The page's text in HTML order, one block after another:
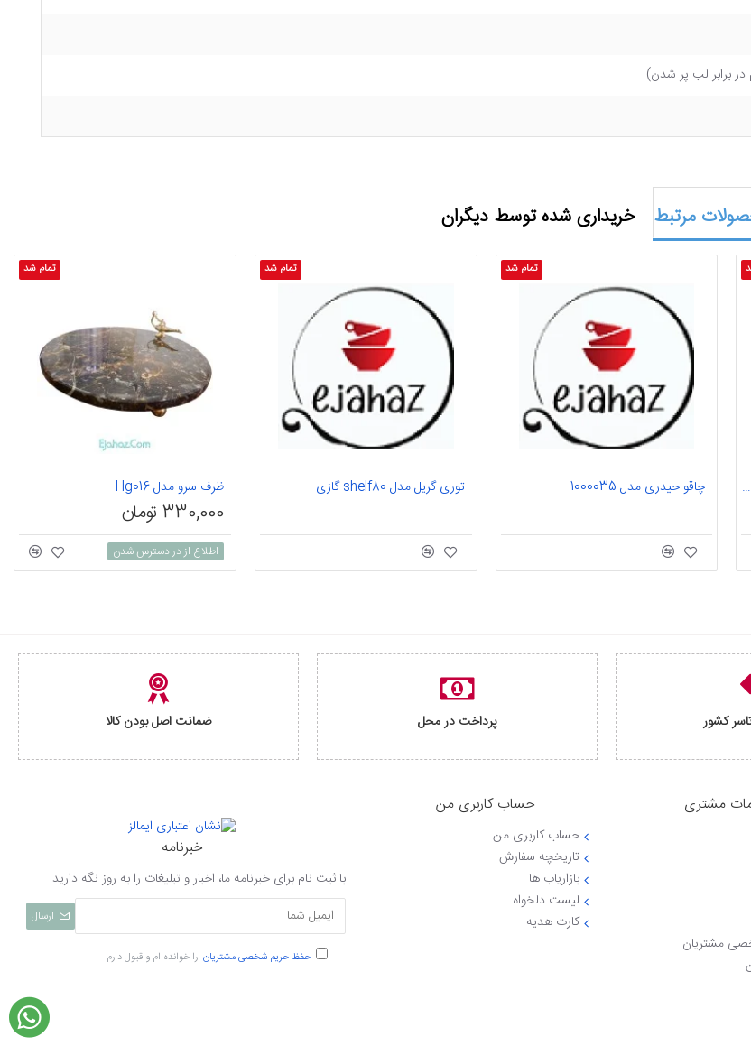
برابر لب پر شدن)
مرتبط خریداری شده توسط دیگران
ست سطل و جای دستمال کاغذی طرح ANT02
تمام شد
چاقو حیدری مدل 1000035
تمام شد
توری گریل مدل shelf80 گازی
تمام شد
ظرف سرو مدل Hg016
330,000 تومان
اطلاع از در دسترس شدن
کشور پرداخت در محل ضمانت اصل بودن کالا
مشتری
مشتریان
حساب کاربری من
حساب کاربری من
تاریخچه سفارش
بازاریاب ها
لیست دلخواه
کارت هدیه
خبرنامه
با ثبت نام برای خبرنامه ما، اخبار و تبلیغات را به روز نگه دارید
ارسال
حفظ حریم شخصی مشتریان را خوانده ام و قبول دارم